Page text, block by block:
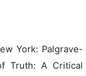
York: Palgrave-
Truth: A Critical